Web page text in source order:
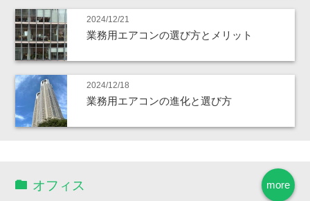
2024/12/21
業務用エアコンの選び方とメリット
2024/12/18
業務用エアコンの進化と選び方
more
オフィス